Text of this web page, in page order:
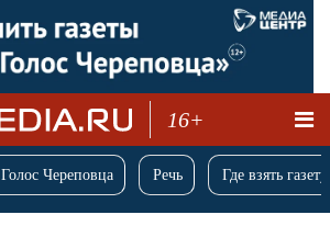
16+
Голос Череповца Речь Где взять